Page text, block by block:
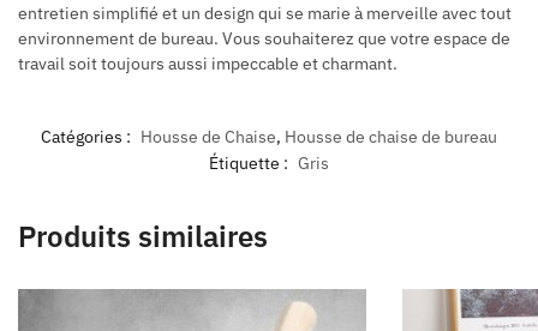
entretien simplifié et un design qui se marie à merveille avec tout
environnement de bureau. Vous souhaiterez que votre espace de
travail soit toujours aussi impeccable et charmant.
Catégories : Housse de Chaise, Housse de chaise de bureau
Étiquette : Gris
Produits similaires